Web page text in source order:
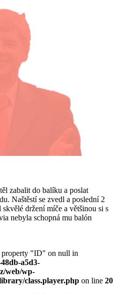
zabalit do balíku a poslat
Naštěstí se zvedl a poslední 2
držení míče a většinou si s
nebyla schopná mu balón
property "ID" on null in
a5d3-
web/wp-
class.player.php on line 20